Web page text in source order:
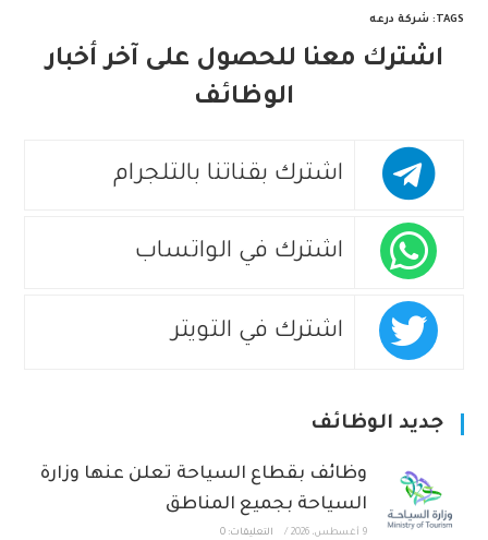
TAGS
: شركة درعه
اشترك معنا للحصول على آخر أخبار
الوظائف
اشترك بقناتنا بالتلجرام
اشترك في الواتساب
اشترك في التويتر
جديد الوظائف
وظائف بقطاع السياحة تعلن عنها وزارة
السياحة بجميع المناطق
9 أغسطس، 2026 / التعليقات: 0